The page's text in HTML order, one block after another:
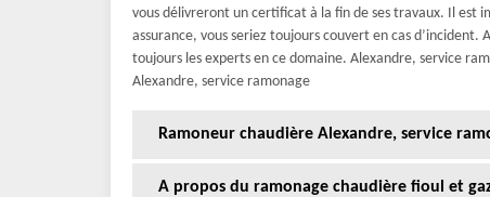
vous délivreront un certificat à la fin de ses travaux. Il est
assurance, vous seriez toujours couvert en cas
toujours les experts en ce domaine. Alexandre, service
Alexandre, service ramonage
Ramoneur chaudière Alexandre, service
A propos du ramonage chaudière fioul et